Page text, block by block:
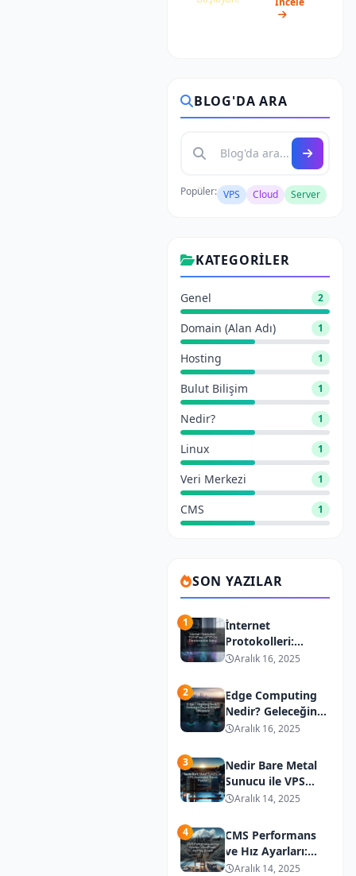
BLOG'DA ARA
Popüler: VPS Cloud Server
KATEGORILER
Genel 2
Domain (Alan Adı) 1
Hosting 1
Bulut Bilişim 1
Nedir? 1
Linux 1
Veri Merkezi 1
CMS 1
SON YAZILAR
1
İnternet
Protokolleri:
TCP/IP’den
Derinlemesine
Bakış
Aralık 16, 2025
2
Edge Computing
Nedir? Geleceğin
Dağıtık Bilişim
Aralık 16, 2025
3
Nedir Bare Metal
Sunucu ile VPS
Arasındaki Teknik
Aralık 14, 2025
4
CMS Performans
ve Hız Ayarları:
WordPress,
Aralık 14, 2025